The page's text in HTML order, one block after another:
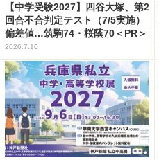
【中学受験2027】四谷大塚、第2
回合不合判定テスト（7/5実施）
偏差値…筑駒74・桜蔭70＜PR＞
2026.7.10